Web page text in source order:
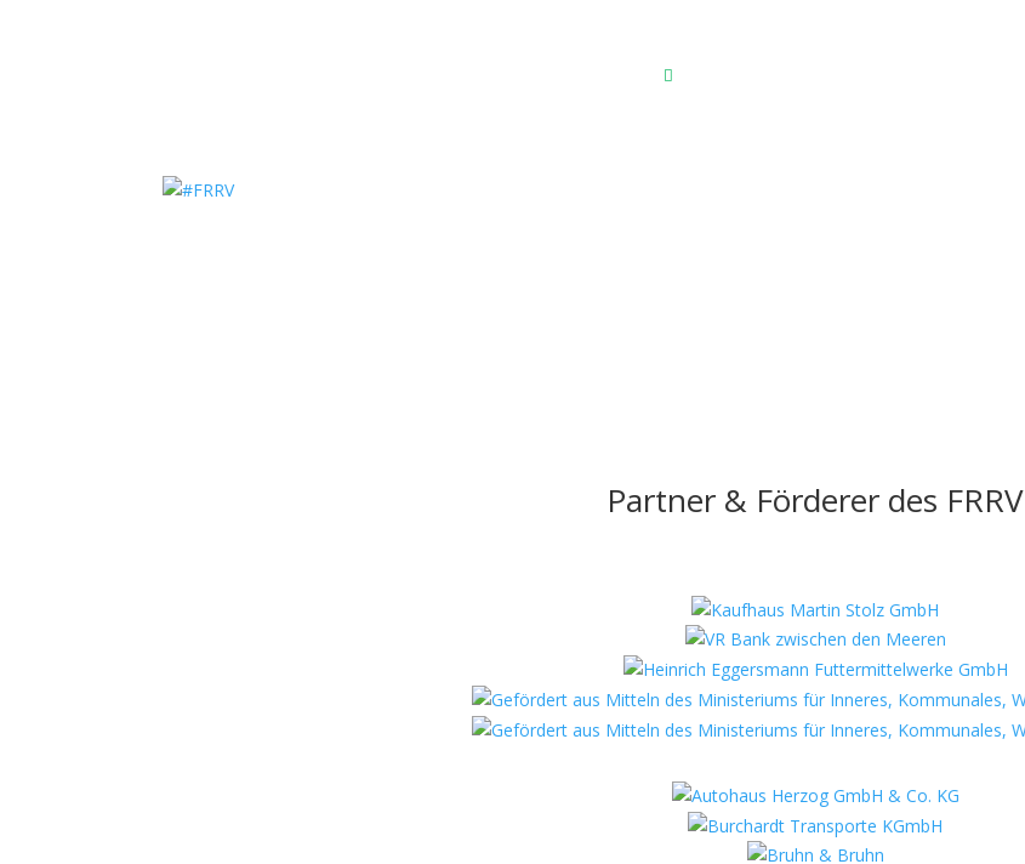

Partner & Förderer des FRRV